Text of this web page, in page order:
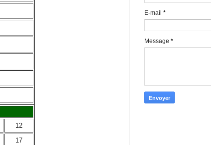
12
17
E-mail *
Message *